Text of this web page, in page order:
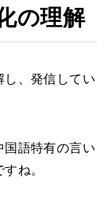
の理解
し、発信してい
国語特有の言い
ね。